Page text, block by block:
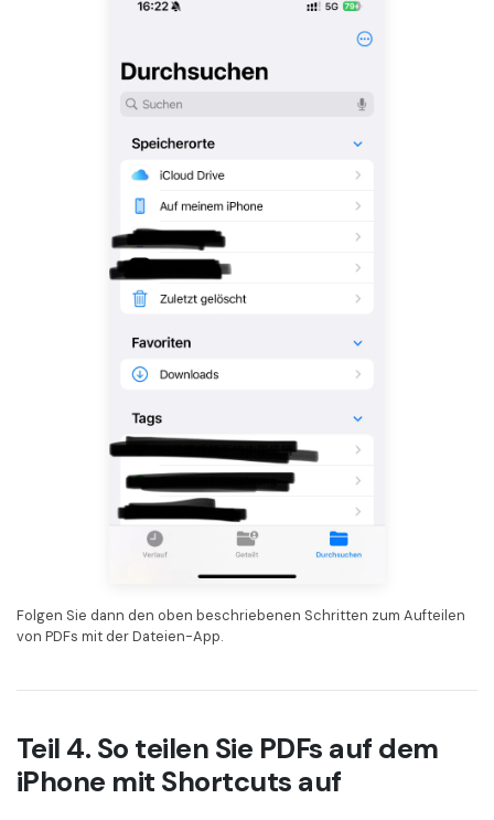
Folgen Sie dann den oben beschriebenen Schritten zum Aufteilen
von PDFs mit der Dateien-App.
Teil 4. So teilen Sie PDFs auf dem
iPhone mit Shortcuts auf